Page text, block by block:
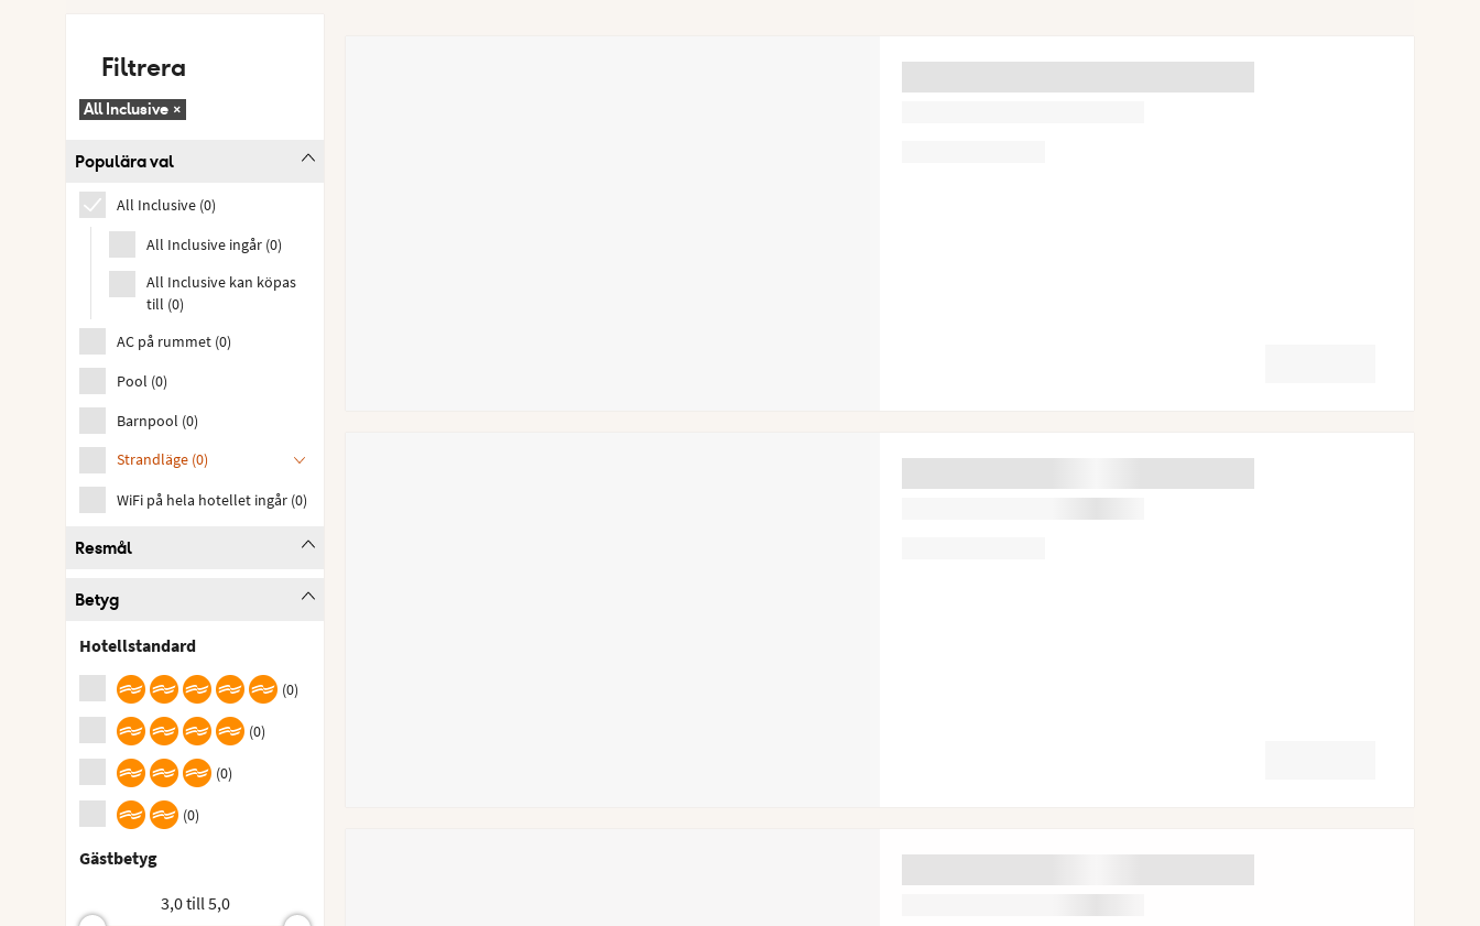
Filtrera
All Inclusive ×
Populära val
All Inclusive (0)
All Inclusive ingår (0)
All Inclusive kan köpas
till (0)
AC på rummet (0)
Pool (0)
Barnpool (0)
Strandläge (0)
WiFi på hela hotellet ingår (0)
Resmål
Betyg
Hotellstandard
(0)
(0)
(0)
(0)
Gästbetyg
3,0 till 5,0